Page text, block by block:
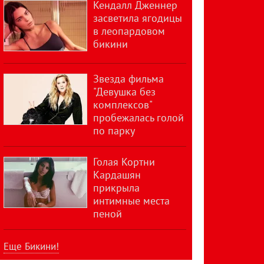
Кендалл Дженнер
засветила ягодицы
в леопардовом
бикини
Звезда фильма
"Девушка без
комплексов"
пробежалась голой
по парку
Голая Кортни
Кардашян
прикрыла
интимные места
пеной
Еще Бикини!